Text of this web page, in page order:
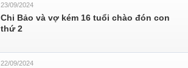
23/09/2024
Chi Bảo và vợ kém 16 tuổi chào đón con
thứ 2
22/09/2024